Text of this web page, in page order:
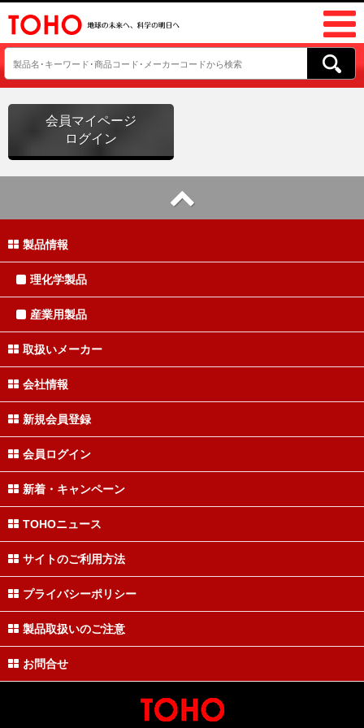
会員マイページ
ログイン
製品情報
理化学製品
産業用製品
取扱いメーカー
会社情報
新規会員登録
会員ログイン
新着・キャンペーン
TOHOニュース
サイトのご利用方法
プライバシーポリシー
製品取扱いのご注意
お問合せ